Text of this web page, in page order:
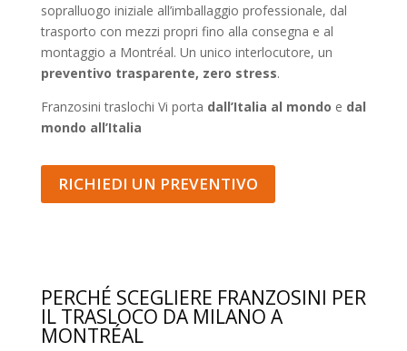
sopralluogo iniziale all’imballaggio professionale, dal
trasporto con mezzi propri fino alla consegna e al
montaggio a Montréal. Un unico interlocutore, un
preventivo trasparente, zero stress.
Franzosini traslochi Vi porta dall’Italia al mondo e dal
mondo all’Italia
RICHIEDI UN PREVENTIVO
PERCHÉ SCEGLIERE FRANZOSINI PER
IL TRASLOCO DA MILANO A
MONTRÉAL